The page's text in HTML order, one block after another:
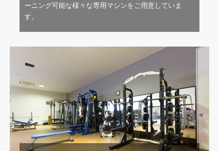
ーニング可能な様々な専用マシンをご用意していま
す。